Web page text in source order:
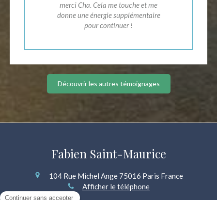
merci Cha. Cela me touche et me
donne une énergie supplémentaire
pour continuer !
Découvrir les autres témoignages
Fabien Saint-Maurice
104 Rue Michel Ange 75016 Paris France
Afficher le téléphone